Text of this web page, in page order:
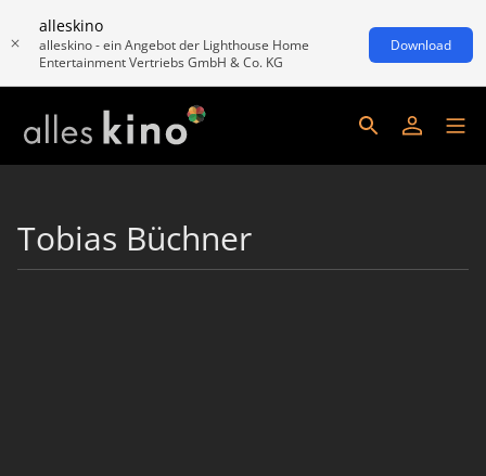
alleskino
alleskino - ein Angebot der Lighthouse Home
Entertainment Vertriebs GmbH & Co. KG
Download
Tobias Büchner